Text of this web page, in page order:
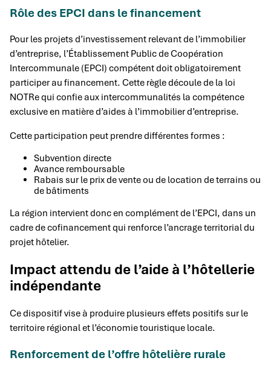
Rôle des EPCI dans le financement
Pour les projets d’investissement relevant de l’immobilier
d’entreprise, l’Établissement Public de Coopération
Intercommunale (EPCI) compétent doit obligatoirement
participer au financement. Cette règle découle de la loi
NOTRe qui confie aux intercommunalités la compétence
exclusive en matière d’aides à l’immobilier d’entreprise.
Cette participation peut prendre différentes formes :
Subvention directe
Avance remboursable
Rabais sur le prix de vente ou de location de terrains ou
de bâtiments
La région intervient donc en complément de l’EPCI, dans un
cadre de cofinancement qui renforce l’ancrage territorial du
projet hôtelier.
Impact attendu de l’aide à l’hôtellerie
indépendante
Ce dispositif vise à produire plusieurs effets positifs sur le
territoire régional et l’économie touristique locale.
Renforcement de l’offre hôtelière rurale